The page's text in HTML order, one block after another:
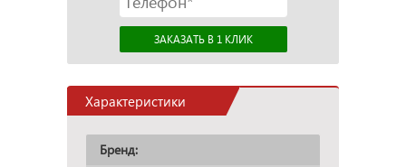
Характеристики
Бренд: